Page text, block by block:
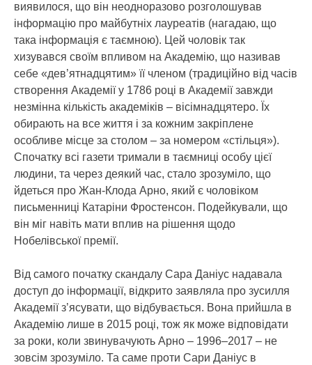
виявилося, що він неодноразово розголошував
інформацію про майбутніх лауреатів (нагадаю, що
така інформація є таємною). Цей чоловік так
хизувався своїм впливом на Академію, що називав
себе «дев’ятнадцятим» її членом (традиційно від часів
створення Академії у 1786 році в Академії завжди
незмінна кількість академіків – вісімнадцятеро. Їх
обирають на все життя і за кожним закріплене
особливе місце за столом – за номером «стільця»).
Спочатку всі газети тримали в таємниці особу цієї
людини, та через деякий час, стало зрозуміло, що
йдеться про Жан-Клода Арно, який є чоловіком
письменниці Катаріни Фростенсон. Подейкували, що
він міг навіть мати вплив на рішення щодо
Нобелівської премії.
Від самого початку скандалу Сара Даніус надавала
доступ до інформації, відкрито заявляла про зусилля
Академії з’ясувати, що відбувається. Вона прийшла в
Академію лише в 2015 році, тож як може відповідати
за роки, коли звинувачують Арно – 1996–2017 – не
зовсім зрозуміло. Та саме проти Сари Даніус в